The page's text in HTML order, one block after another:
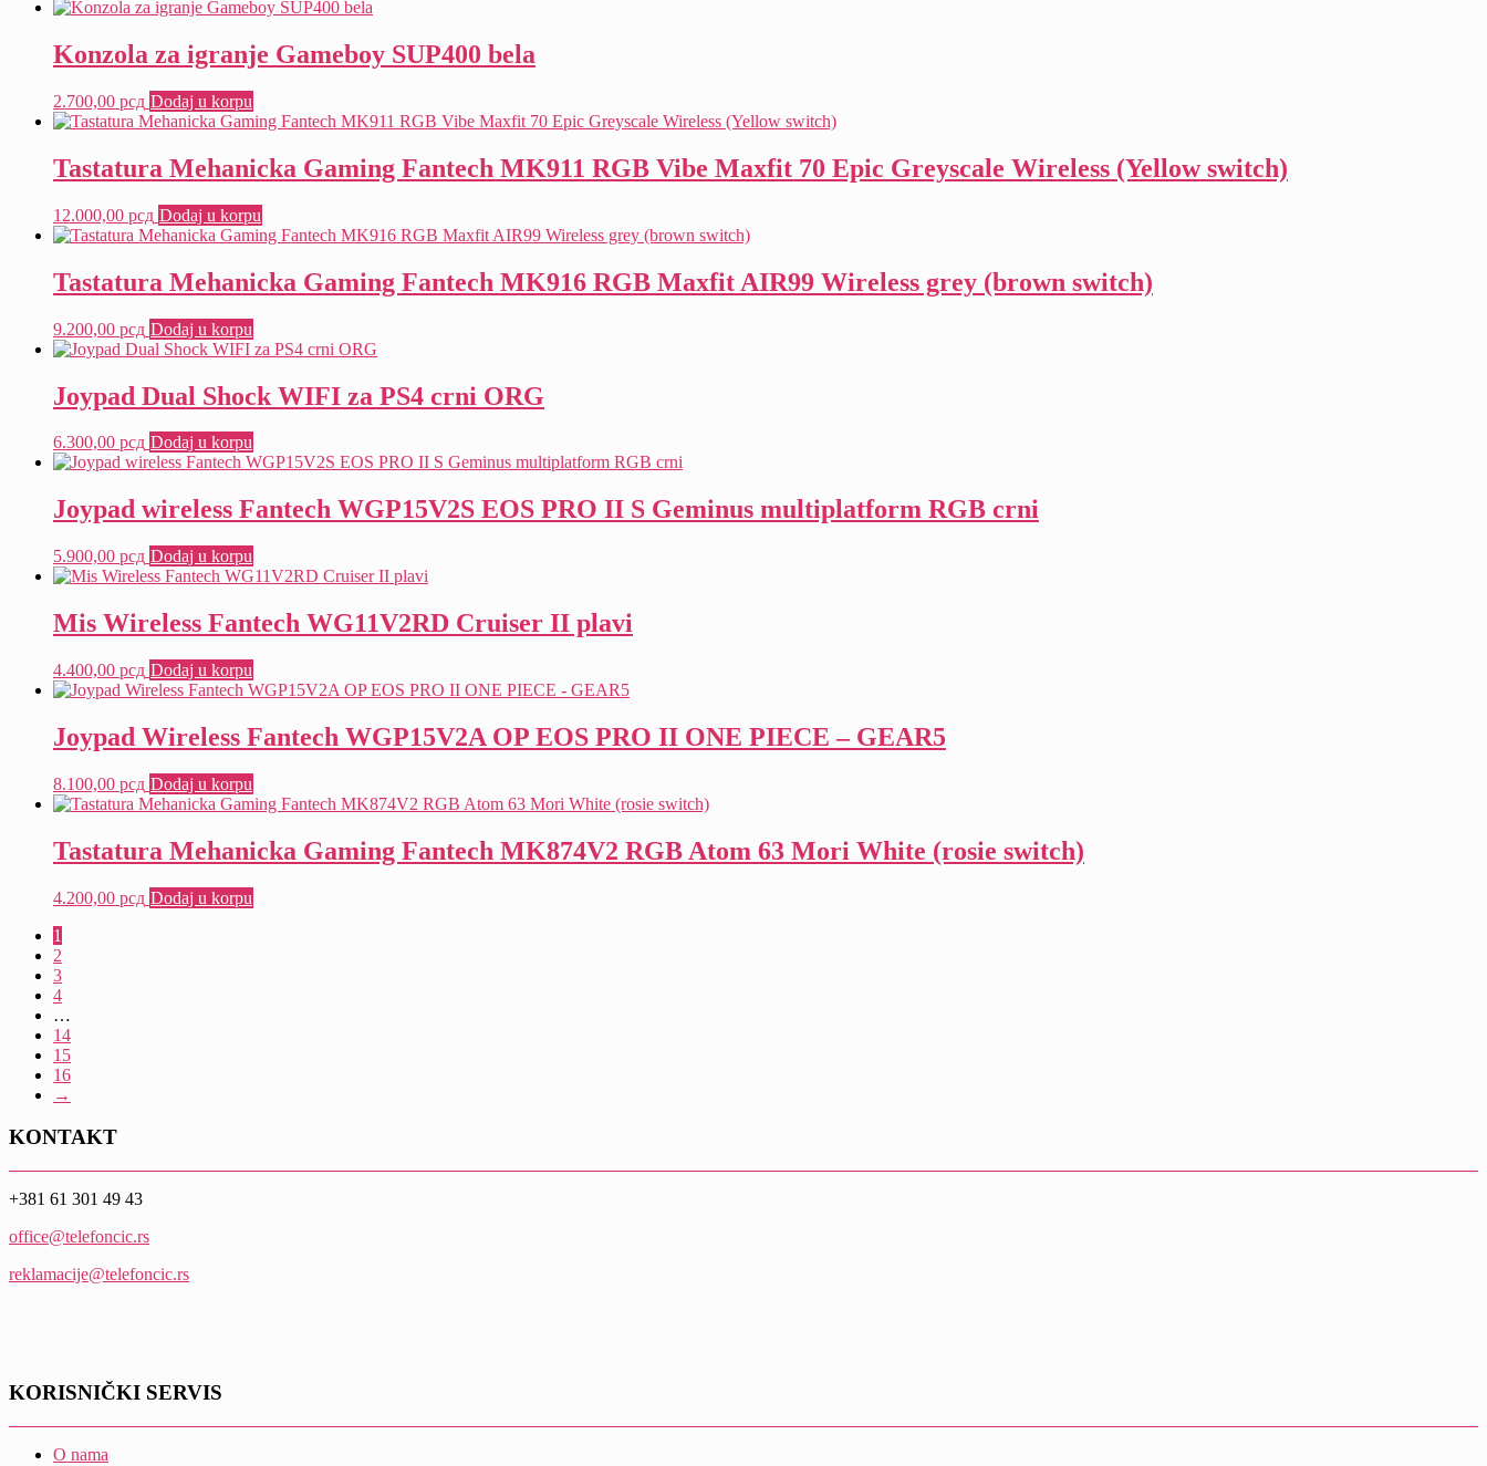
Konzola za igranje Gameboy SUP400 bela
2.700,00 рсд Dodaj u korpu
Tastatura Mehanicka Gaming Fantech MK911 RGB Vibe Maxfit 70 Epic Greyscale Wireless (Yellow switch)
12.000,00 рсд Dodaj u korpu
Tastatura Mehanicka Gaming Fantech MK916 RGB Maxfit AIR99 Wireless grey (brown switch)
9.200,00 рсд Dodaj u korpu
Joypad Dual Shock WIFI za PS4 crni ORG
6.300,00 рсд Dodaj u korpu
Joypad wireless Fantech WGP15V2S EOS PRO II S Geminus multiplatform RGB crni
5.900,00 рсд Dodaj u korpu
Mis Wireless Fantech WG11V2RD Cruiser II plavi
4.400,00 рсд Dodaj u korpu
Joypad Wireless Fantech WGP15V2A OP EOS PRO II ONE PIECE – GEAR5
8.100,00 рсд Dodaj u korpu
Tastatura Mehanicka Gaming Fantech MK874V2 RGB Atom 63 Mori White (rosie switch)
4.200,00 рсд Dodaj u korpu
1
2
3
4
…
14
15
16
→
KONTAKT
+381 61 301 49 43
office@telefoncic.rs
reklamacije@telefoncic.rs
KORISNIČKI SERVIS
O nama